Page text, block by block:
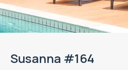
Susanna #164